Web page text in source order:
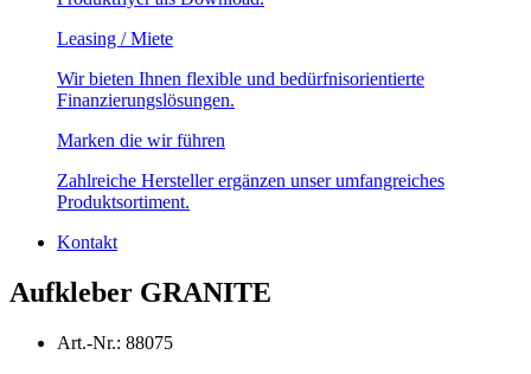
Leasing / Miete
Wir bieten Ihnen flexible und bedürfnisorientierte
Finanzierungslösungen.
Marken die wir führen
Zahlreiche Hersteller ergänzen unser umfangreiches
Produktsortiment.
Kontakt
Aufkleber GRANITE
Art.-Nr.: 88075